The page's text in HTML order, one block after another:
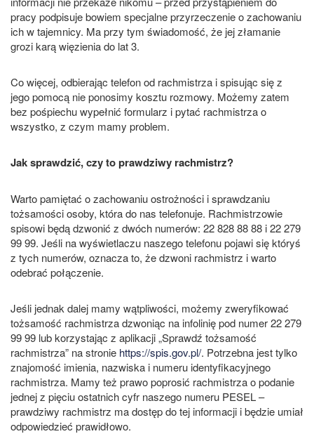
pracy podpisuje bowiem specjalne przyrzeczenie o zachowaniu
ich w tajemnicy. Ma przy tym świadomość, że jej złamanie
grozi karą więzienia do lat 3.
Co więcej, odbierając telefon od rachmistrza i spisując się z
jego pomocą nie ponosimy kosztu rozmowy. Możemy zatem
bez pośpiechu wypełnić formularz i pytać rachmistrza o
wszystko, z czym mamy problem.
Jak sprawdzić, czy to prawdziwy rachmistrz?
Warto pamiętać o zachowaniu ostrożności i sprawdzaniu
tożsamości osoby, która do nas telefonuje. Rachmistrzowie
spisowi będą dzwonić z dwóch numerów: 22 828 88 88 i 22 279
99 99. Jeśli na wyświetlaczu naszego telefonu pojawi się któryś
z tych numerów, oznacza to, że dzwoni rachmistrz i warto
odebrać połączenie.
Jeśli jednak dalej mamy wątpliwości, możemy zweryfikować
tożsamość rachmistrza dzwoniąc na infolinię pod numer 22 279
99 99 lub korzystając z aplikacji „Sprawdź tożsamość
rachmistrza” na stronie https://spis.gov.pl/. Potrzebna jest tylko
znajomość imienia, nazwiska i numeru identyfikacyjnego
rachmistrza. Mamy też prawo poprosić rachmistrza o podanie
jednej z pięciu ostatnich cyfr naszego numeru PESEL –
prawdziwy rachmistrz ma dostęp do tej informacji i będzie umiał
odpowiedzieć prawidłowo.